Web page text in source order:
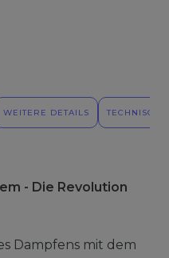
WEITERE DETAILS
- Die Revolution
Dampfens mit dem